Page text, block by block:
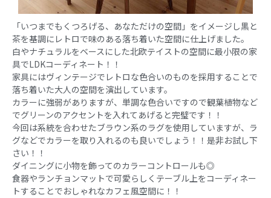
「いつまでもくつろげる、あなただけの空間」をイメージし黒と
茶を基調にレトロで味のある落ち着いた空間に仕上げました。
白やナチュラルをベースにした北欧テイストの空間に最小限の家
具でLDKコーディネート！！
家具にはヴィンテージでレトロな色合いのものを採用することで
落ち着いた大人の空間を演出しています。
カラーに強弱がありますが、単調な色合いですので観葉植物など
でグリーンのアクセントを入れてあげると完璧です！！
今回は系統を合わせたブラウン系のラグを使用していますが、ラ
グなどでカラーを取り入れるのも良いでしょう！！是非お試し下
さい！！
ダイニングに小物を飾ってのカラーコントロールも◎
食器やランチョンマットで可愛らしくテーブル上をコーディネー
トすることでおしゃれなカフェ風空間に！！